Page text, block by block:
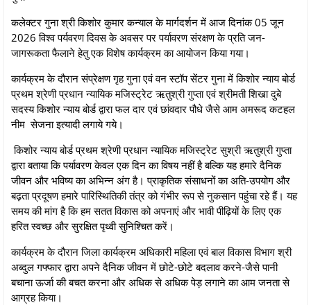
कलेक्‍टर गुना श्री किशोर कुमार कन्‍याल के मार्गदर्शन में आज दिनांक 05 जून
2026 विश्व पर्यवरण दिवस के अवसर पर पर्यावरण संरक्षण के प्रति जन-
जागरूकता फैलाने हेतु एक विशेष कार्यक्रम का आयोजन किया गया।
कार्यक्रम के दौरान संप्रेक्षण गृह गुना एवं वन स्‍टॉप सेंटर गुना में किशोर न्‍याय बोर्ड
प्रथम श्रेणी प्रधान न्‍यायिक मजिस्‍ट्रेट ऋतुश्री गुप्‍ता एवं श्रीमती शिखा दुबे
सदस्‍य किशोर न्‍याय बोर्ड द्वारा फल दार एवं छांवदार पौधे जैसे आम अमरूद कटहल
नीम सेजना इत्यादी लगाये गये।
किशोर न्‍याय बोर्ड प्रथम श्रेणी प्रधान न्‍यायिक मजिस्‍ट्रेट सुश्री ऋतुश्री गुप्‍ता
द्वारा बताया कि पर्यावरण केवल एक दिन का विषय नहीं है बल्कि यह हमारे दैनिक
जीवन और भविष्य का अभिन्न अंग है। प्राकृतिक संसाधनों का अति-उपयोग और
बढ़ता प्रदूषण हमारे पारिस्थितिकी तंत्र को गंभीर रूप से नुकसान पहुंचा रहे हैं। यह
समय की मांग है कि हम सतत विकास को अपनाएं और भावी पीढ़ियों के लिए एक
हरित स्वच्छ और सुरक्षित पृथ्वी सुनिश्चित करें।
कार्यक्रम के दौरान जिला कार्यक्रम अधिकारी महिला एवं बाल विकास विभाग श्री
अब्‍दुल गफ्फार द्वारा अपने दैनिक जीवन में छोटे-छोटे बदलाव करने-जैसे पानी
बचाना ऊर्जा की बचत करना और अधिक से अधिक पेड़ लगाने का आम जनता से
आग्रह किया।